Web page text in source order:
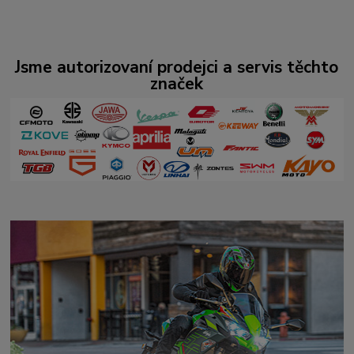
Jsme autorizovaní prodejci a servis těchto
značek